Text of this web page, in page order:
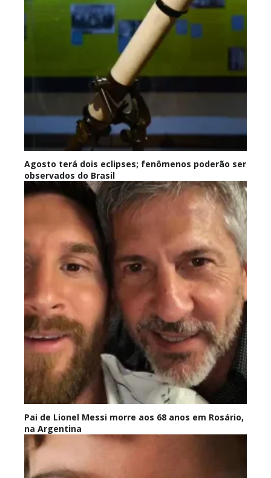
Agosto terá dois eclipses; fenômenos poderão ser
observados do Brasil
Pai de Lionel Messi morre aos 68 anos em Rosário,
na Argentina